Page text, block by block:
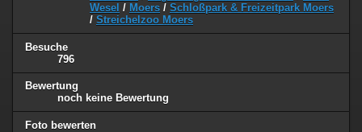
Wesel / Moers / Schloßpark & Freizeitpark Moers
/ Streichelzoo Moers
Besuche
796
Bewertung
noch keine Bewertung
Foto bewerten